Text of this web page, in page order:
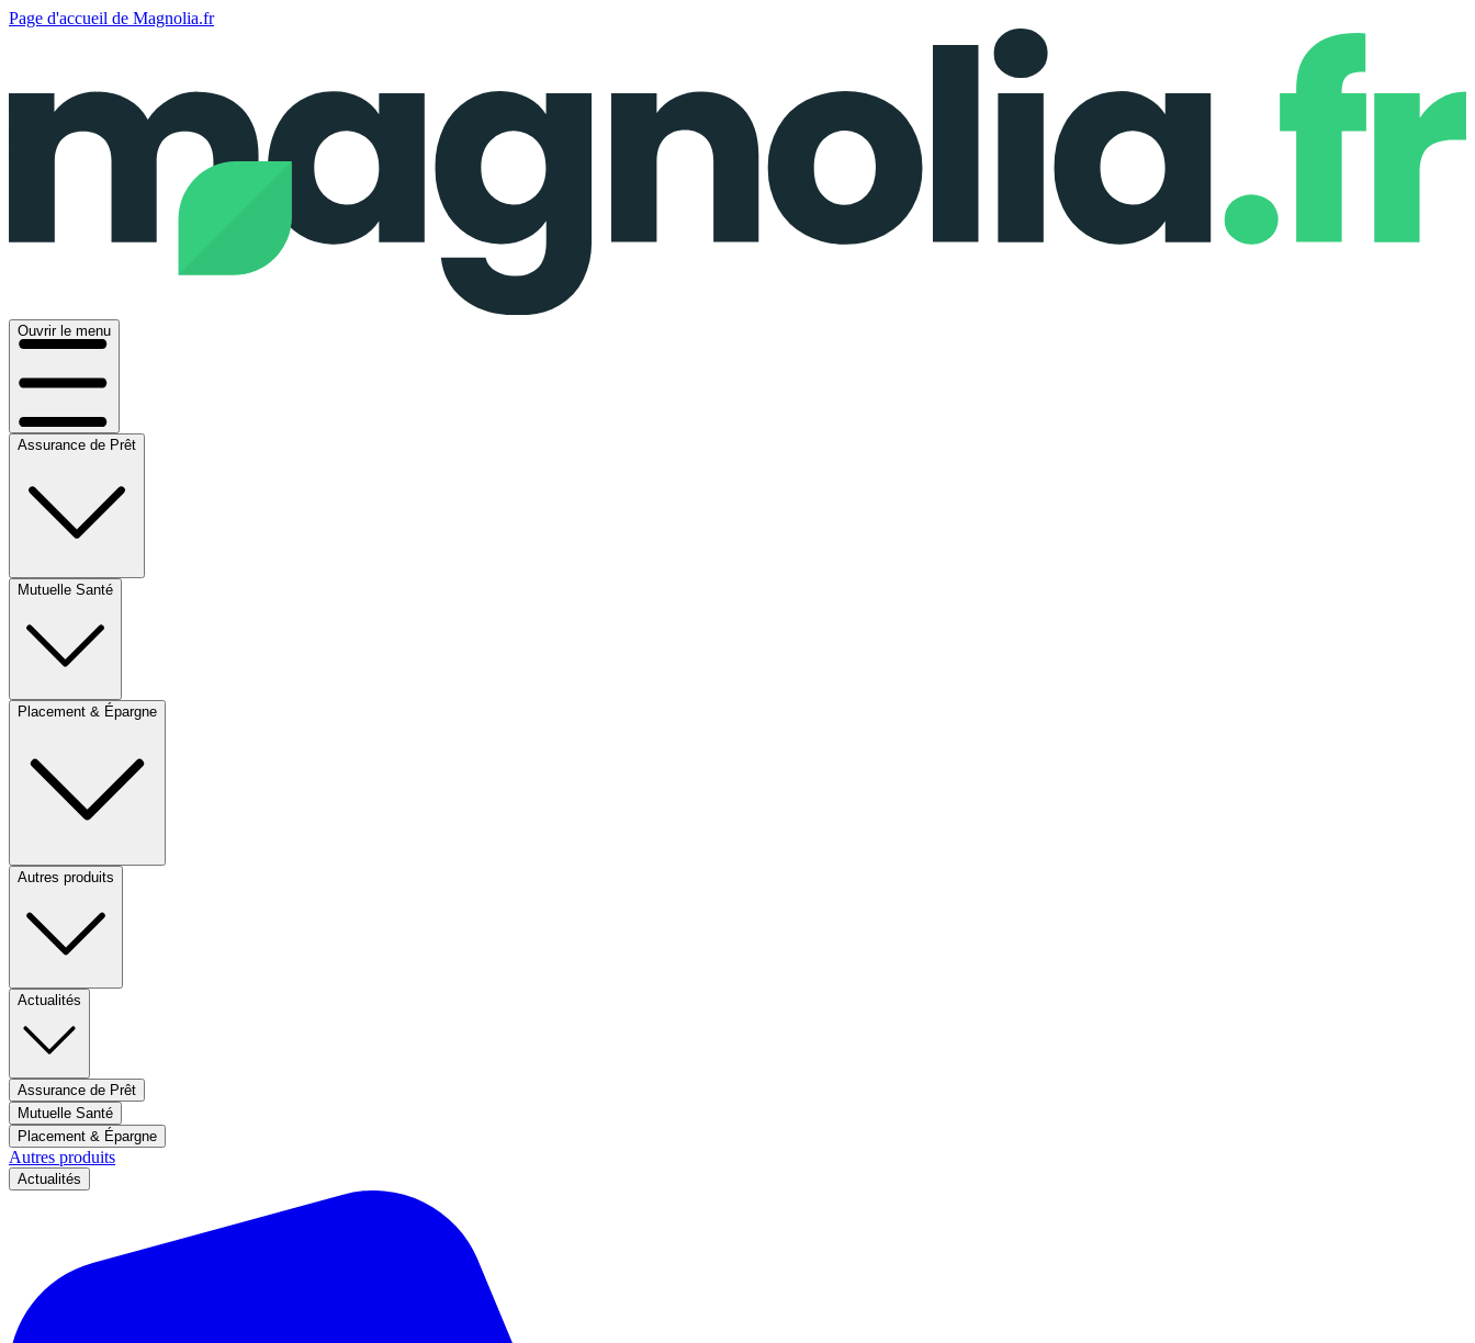
Page d'accueil de Magnolia.fr
Ouvrir le menu
Assurance de Prêt
Mutuelle Santé
Placement & Épargne
Autres produits
Actualités
Assurance de Prêt
Mutuelle Santé
Placement & Épargne
Autres produits
Actualités